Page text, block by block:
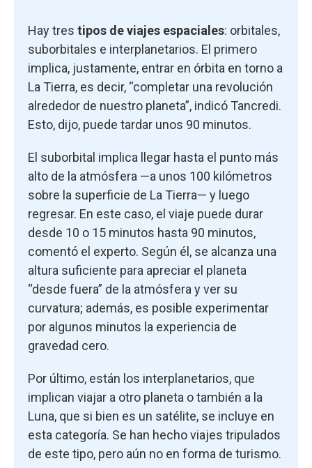
Hay tres tipos de viajes espaciales: orbitales,
suborbitales e interplanetarios. El primero
implica, justamente, entrar en órbita en torno a
La Tierra, es decir, “completar una revolución
alrededor de nuestro planeta”, indicó Tancredi.
Esto, dijo, puede tardar unos 90 minutos.
El suborbital implica llegar hasta el punto más
alto de la atmósfera —a unos 100 kilómetros
sobre la superficie de La Tierra— y luego
regresar. En este caso, el viaje puede durar
desde 10 o 15 minutos hasta 90 minutos,
comentó el experto. Según él, se alcanza una
altura suficiente para apreciar el planeta
“desde fuera” de la atmósfera y ver su
curvatura; además, es posible experimentar
por algunos minutos la experiencia de
gravedad cero.
Por último, están los interplanetarios, que
implican viajar a otro planeta o también a la
Luna, que si bien es un satélite, se incluye en
esta categoría. Se han hecho viajes tripulados
de este tipo, pero aún no en forma de turismo.